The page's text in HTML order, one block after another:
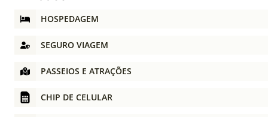
HOSPEDAGEM
SEGURO VIAGEM
PASSEIOS E ATRAÇÕES
CHIP DE CELULAR